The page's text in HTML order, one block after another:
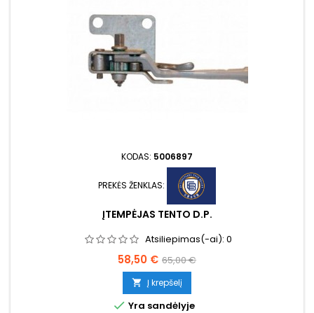
KODAS: 5006897
PREKĖS ŽENKLAS:
ĮTEMPĖJAS TENTO D.P.
Atsiliepimas(-ai): 0
Kaina
58,50 € Bazinė
kaina
65,00 €
 Į krepšelį
 Yra sandėlyje